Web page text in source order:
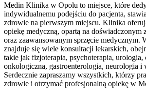
Medin Klinika w Opolu to miejsce, które
indywidualnemu podejściu do pacjenta,
zdrowie na pierwszym miejscu. Klinika
opiekę medyczną, opartą na doświadczonym
oraz zaawansowanym sprzęcie medycznym.
znajduje się wiele konsultacji lekarskich,
takie jak fizjoterapia, psychoterapia, urologia,
onkologiczna, gastroenterologia, neurologia i
Serdecznie zapraszamy wszystkich, którzy
zdrowie i otrzymać profesjonalną opiekę w